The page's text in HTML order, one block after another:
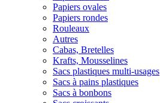
Papiers ovales
Papiers rondes
Rouleaux
Autres
Cabas, Bretelles
Krafts, Mousselines
Sacs plastiques multi-usages
Sacs à pains plastiques
Sacs à bonbons